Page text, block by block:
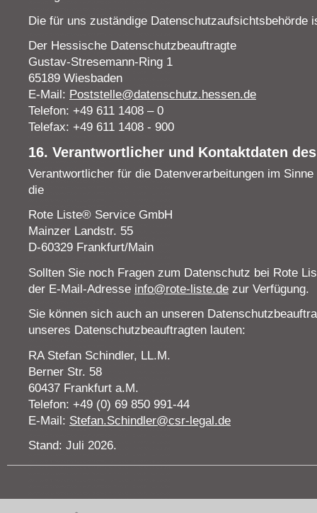
Die für uns zuständige Datenschutzaufsichtsbehörde
Der Hessische Datenschutzbeauftragte
Gustav-Stresemann-Ring 1
65189 Wiesbaden
E-Mail: Poststelle@datenschutz.hessen.de
Telefon: +49 611 1408 – 0
Telefax: +49 611 1408 - 900
16. Verantwortlicher und Kontaktdaten
Verantwortlicher für die Datenverarbeitungen im
die
Rote Liste® Service GmbH
Mainzer Landstr. 55
D-60329 Frankfurt/Main
Sollten Sie noch Fragen zum Datenschutz bei Rote
der E-Mail-Adresse info@rote-liste.de zur Verfügung.
Sie können sich auch an unseren
unseres Datenschutzbeauftragten lauten:
RA Stefan Schindler, LL.M.
Berner Str. 58
60437 Frankfurt a.M.
Telefon: +49 (0) 69 850 991-44
E-Mail: Stefan.Schindler@csr-legal.de
Stand: Juli 2026.